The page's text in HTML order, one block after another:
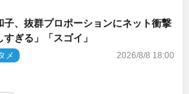
子、抜群プロポーションにネット衝撃
すぎる」「スゴイ」
メ 2026/8/8 18:00